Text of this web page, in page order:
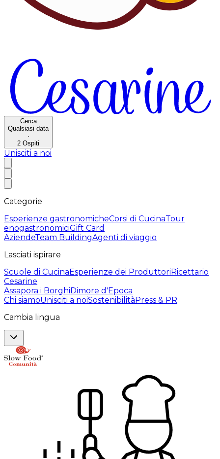
Cerca
Qualsiasi data
·
2 Ospiti
Unisciti a noi
Categorie
Esperienze gastronomicheCorsi di CucinaTour
enogastronomiciGift Card
AziendeTeam BuildingAgenti di viaggio
Lasciati ispirare
Scuole di CucinaEsperienze dei ProduttoriRicettario
Cesarine
Assapora i BorghiDimore d'Epoca
Chi siamoUnisciti a noiSostenibilitàPress & PR
Cambia lingua